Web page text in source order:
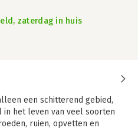
zaterdag in huis
een schitterend gebied,
in het leven van veel soorten
ruien, opvetten en